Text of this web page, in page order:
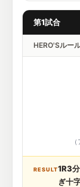
第1試合
HERO'Sルー
RESULT1R3
ぎ十